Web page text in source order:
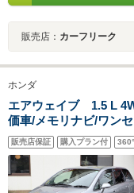
販売店： カーフリーク
ホンダ
エアウェイブ 1.5 L
価車/メモリナビ/ワン
ックカメラ/パドルシフ
ー/キセノン/オートエ
販売店保証 購入プラン付